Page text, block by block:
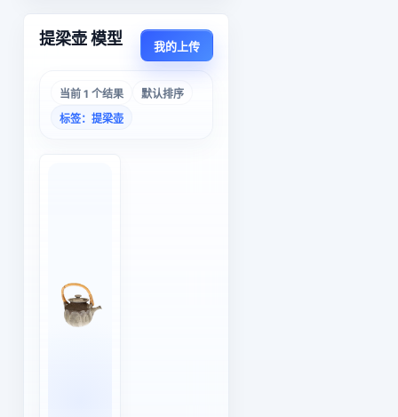
提梁壶 模型 我的上传
当前 1 个结果
默认排序
标签：提梁壶